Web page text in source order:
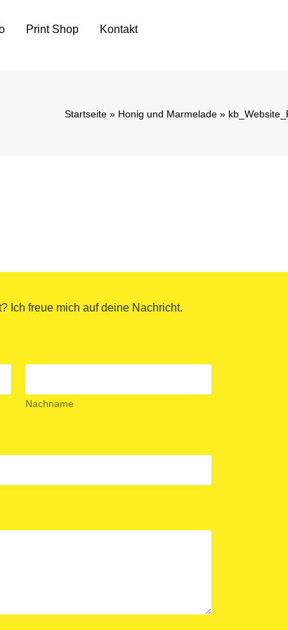
Print Shop Kontakt
Startseite » Honig und Marmelade »
Ich freue mich auf deine Nachricht.
Nachname